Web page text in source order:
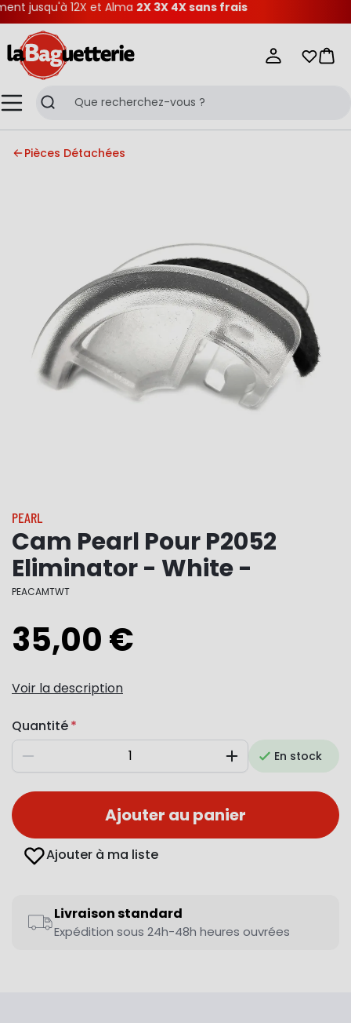
jusqu'à 12X et Alma2X 3X 4X sans frais
MenuRecherche
Mes
Pièces Détachées
PEARL
Cam Pearl Pour P2052
Eliminator - White -
PEACAMTWT
35,00 €
Voir la description
Quantité
Diminuer AugmenterEn stock
Ajouter au panier
Ajouter à ma liste
Livraison standard
Expédition sous 24h-48h heures ouvrées